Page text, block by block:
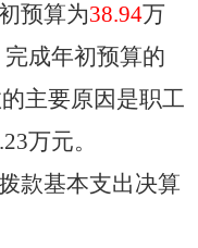
预算为38.94万
成年初预算的
主要原因是职工
万元。
款基本支出决算